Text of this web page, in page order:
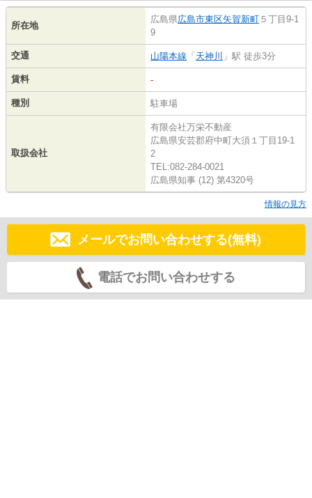
所在地
広島県広島市東区矢賀新町 ５丁目9-1
9
交通 山陽本線 「天神川 」駅 徒歩3分
賃料 -
種別 駐車場
取扱会社
有限会社万栄不動産
広島県安芸郡府中町大須１丁目19-1
2
TEL:082-284-0021
広島県知事 (12) 第4320号
情報の見方
メールでお問い合わせする(無料)
電話でお問い合わせする